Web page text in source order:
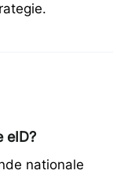
eID?
nationale